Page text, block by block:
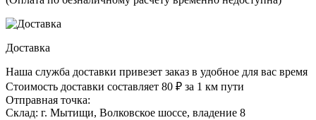
Доставка
Наша служба доставки привезет заказ в удобное для вас время
Стоимость доставки составляет 80 ₽ за 1 км пути
Отправная точка:
Склад: г. Мытищи, Волковское шоссе, владение 8